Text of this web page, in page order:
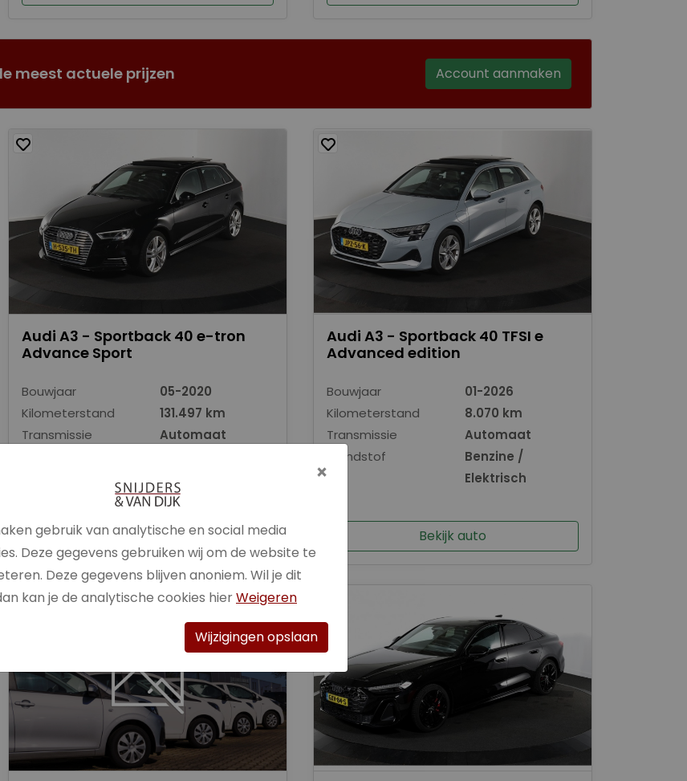
meest actuele prijzen Account aanmaken
Audi A3 - Sportback 40 e-tron
Advance Sport
Bouwjaar
05-2020
Kilometerstand
131.497 km
Transmissie
Automaat
Elektrisch
Bekijk auto
Audi A3 - Sportback 40 TFSI e
Advanced edition
Bouwjaar
01-2026
Kilometerstand
8.070 km
Transmissie
Automaat
Brandstof
Benzine /
Elektrisch
Bekijk auto
×
gebruik van analytische en social media
Deze gegevens gebruiken wij om de website te
Deze gegevens blijven anoniem. Wil je dit
kan je de analytische cookies hierWeigeren
Wijzigingen opslaan